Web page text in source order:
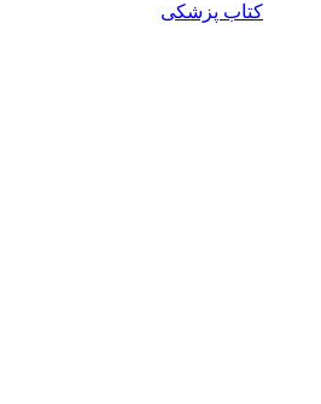
کتاب پزشکی